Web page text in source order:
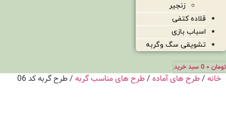
زنجیر
قلاده کتفی
اسباب بازی
تشویقی سگ وگربه
تومان 0 سبد خرید
خانه /طرح های آماده /طرح های مناسب گربه / طرح گربه کد 06